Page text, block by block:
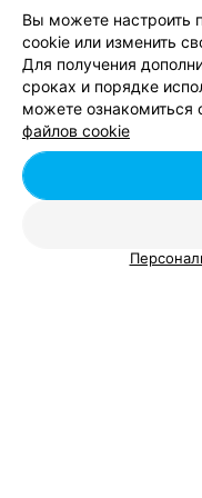
КарапузМаркет
Минск Круглосуточно
ИНТЕРНЕТ-МАГАЗИН
Лес-чудес
Минск
Вы можете настроить
cookie или изменить
Для получения
сроках и порядке
можете ознакомиться
файлов cookie